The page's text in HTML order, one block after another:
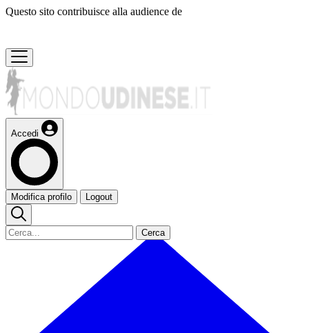
Questo sito contribuisce alla audience de
Accedi
Modifica profilo Logout
Cerca